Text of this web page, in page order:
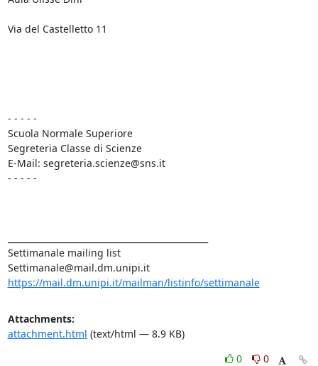
Via del Castelletto 11
- - - - -
Scuola Normale Superiore
Segreteria Classe di Scienze
E-Mail: segreteria.scienze@sns.it
- - - - -
Settimanale mailing list
Settimanale@mail.dm.unipi.it
https://mail.dm.unipi.it/mailman/listinfo/settimanale
Attachments:
attachment.html (text/html — 8.9 KB)
0
0